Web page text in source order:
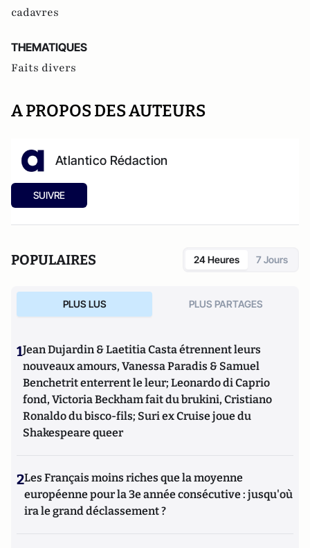
cadavres
THEMATIQUES
Faits divers
A PROPOS DES AUTEURS
Atlantico Rédaction
SUIVRE
POPULAIRES 24 Heures 7 Jours
PLUS LUS PLUS PARTAGES
1Jean Dujardin & Laetitia Casta étrennent leurs
nouveaux amours, Vanessa Paradis & Samuel
Benchetrit enterrent le leur; Leonardo di Caprio
fond, Victoria Beckham fait du brukini, Cristiano
Ronaldo du bisco-fils; Suri ex Cruise joue du
Shakespeare queer
2Les Français moins riches que la moyenne
européenne pour la 3e année consécutive : jusqu'où
ira le grand déclassement ?